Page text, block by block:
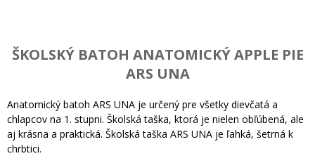
ŠKOLSKÝ BATOH ANATOMICKÝ APPLE PIE
ARS UNA
Anatomický batoh ARS UNA je určený pre všetky dievčatá a
chlapcov na 1. stupni. Školská taška, ktorá je nielen obľúbená, ale
aj krásna a praktická. Školská taška ARS UNA je ľahká, šetrná k
chrbtici.